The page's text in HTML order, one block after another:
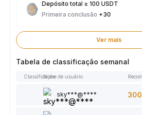
Depósito total ≥ 100 USDT
Primeira conclusão +30
Ver mais
Tabela de classificação semanal
ClassificaçãoNome de usuário
sky***@**** 300